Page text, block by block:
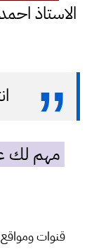
الاستاذ
مهم لك
قنوات